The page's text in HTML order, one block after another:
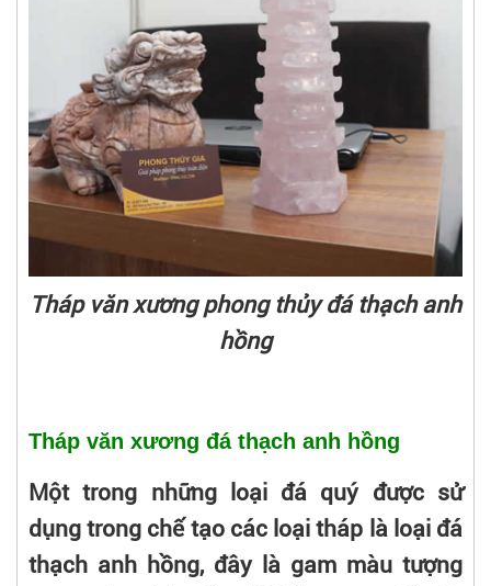
Tháp văn xương phong thủy đá thạch anh
hồng
Tháp văn xương đá thạch anh hồng
Một trong những loại đá quý được sử
dụng trong chế tạo các loại tháp là loại đá
thạch anh hồng, đây là gam màu tượng